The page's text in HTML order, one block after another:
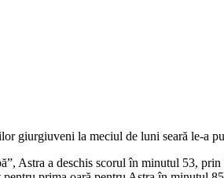
giurgiuveni la meciul de luni seară le-a
Astra a deschis scorul în minutul 53,